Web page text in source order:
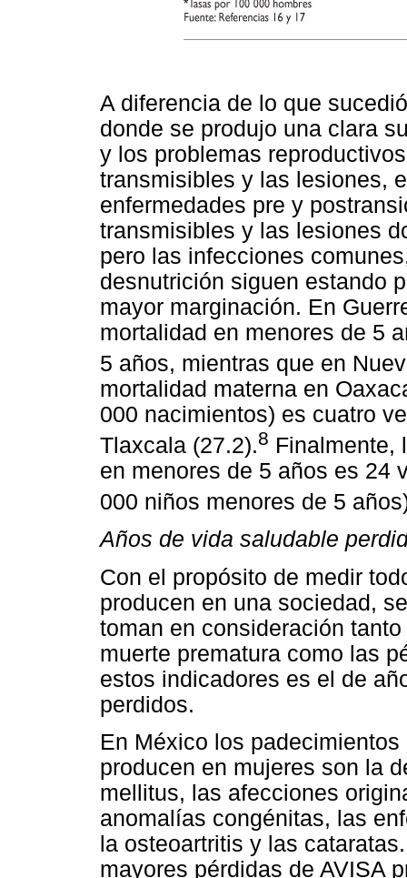
A diferencia de lo que
donde se produjo una clara
y los problemas
transmisibles y las lesiones,
enfermedades pre y
transmisibles y las lesiones
pero las infecciones
desnutrición siguen estando
mayor marginación. En
mortalidad en menores de 5
5 años, mientras que en
mortalidad materna en
000 nacimientos) es cuatro
Tlaxcala (27.2).8 Finalmente,
en menores de 5 años es 24
000 niños menores de 5
Años de vida saludable
Con el propósito de medir
producen en una sociedad,
toman en consideración
muerte prematura como las
estos indicadores es el de
perdidos.
En México los
producen en mujeres son la
mellitus, las afecciones
anomalías congénitas, las
la osteoartritis y las
mayores pérdidas de AVISA